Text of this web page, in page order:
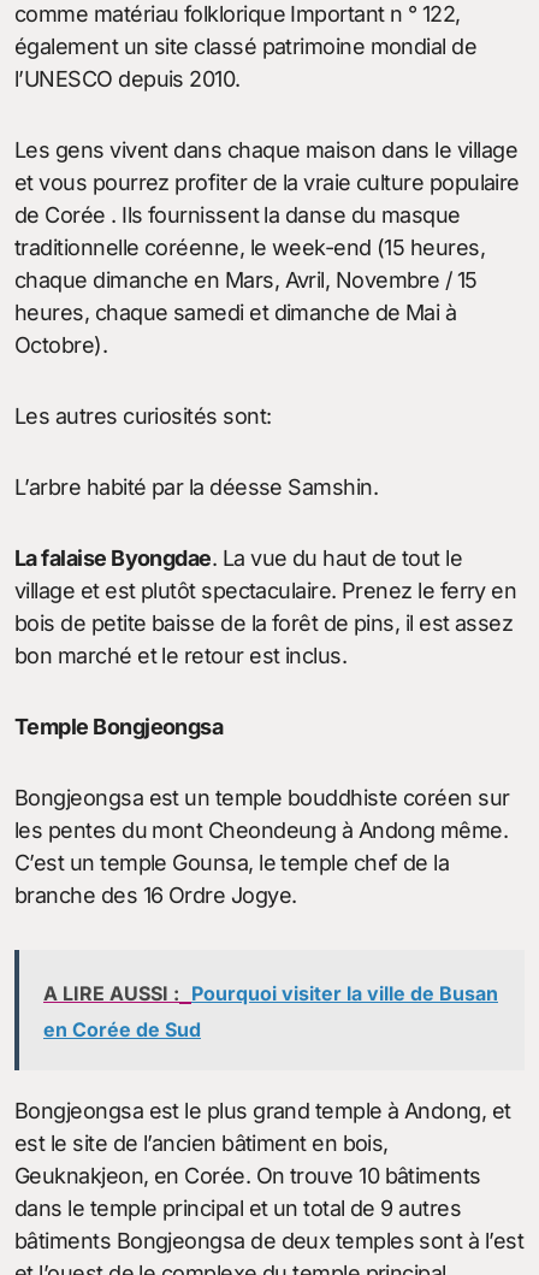
comme matériau folklorique Important n ° 122,
également un site classé patrimoine mondial de
l’UNESCO depuis 2010.
Les gens vivent dans chaque maison dans le village
et vous pourrez profiter de la vraie culture populaire
de Corée . Ils fournissent la danse du masque
traditionnelle coréenne, le week-end (15 heures,
chaque dimanche en Mars, Avril, Novembre / 15
heures, chaque samedi et dimanche de Mai à
Octobre).
Les autres curiosités sont:
L’arbre habité par la déesse Samshin.
La falaise Byongdae. La vue du haut de tout le
village et est plutôt spectaculaire. Prenez le ferry en
bois de petite baisse de la forêt de pins, il est assez
bon marché et le retour est inclus.
Temple Bongjeongsa
Bongjeongsa est un temple bouddhiste coréen sur
les pentes du mont Cheondeung à Andong même.
C’est un temple Gounsa, le temple chef de la
branche des 16 Ordre Jogye.
A LIRE AUSSI : Pourquoi visiter la ville de Busan
en Corée de Sud
Bongjeongsa est le plus grand temple à Andong, et
est le site de l’ancien bâtiment en bois,
Geuknakjeon, en Corée. On trouve 10 bâtiments
dans le temple principal et un total de 9 autres
bâtiments Bongjeongsa de deux temples sont à l’est